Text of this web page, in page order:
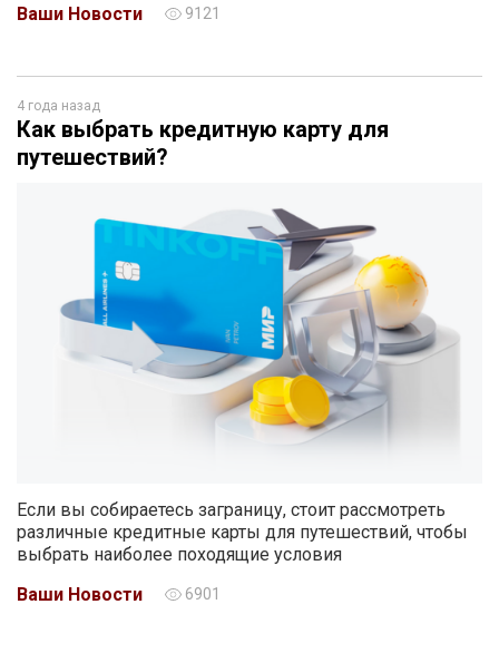
Ваши Новости
9121
4 года назад
Как выбрать кредитную карту для
путешествий?
Если вы собираетесь заграницу, стоит рассмотреть
различные кредитные карты для путешествий, чтобы
выбрать наиболее походящие условия
Ваши Новости
6901